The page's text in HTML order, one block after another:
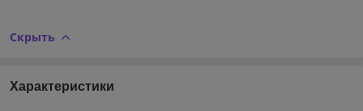
Скрыть
Характеристики